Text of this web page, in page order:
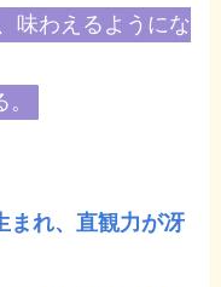
味わえるようにな
まれ、直観力が冴